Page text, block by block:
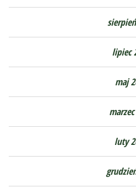
lipiec
maj
luty